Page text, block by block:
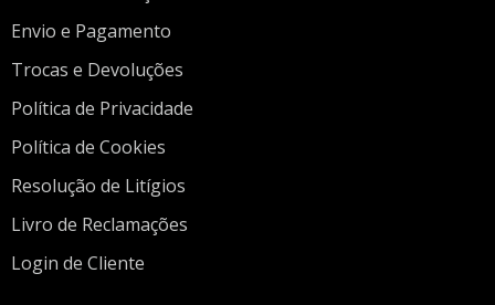
Envio e Pagamento
Trocas e Devoluções
Política de Privacidade
Política de Cookies
Resolução de Litígios
Livro de Reclamações
Login de Cliente